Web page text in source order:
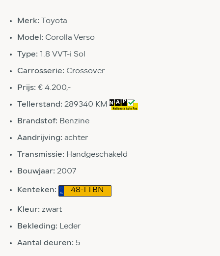
Merk: Toyota
Model: Corolla Verso
Type: 1.8 VVT-i Sol
Carrosserie: Crossover
Prijs: € 4.200,-
Tellerstand: 289340 KM
Brandstof: Benzine
Aandrijving: achter
Transmissie: Handgeschakeld
Bouwjaar: 2007
Kenteken: 48-TTBN
Kleur: zwart
Bekleding: Leder
Aantal deuren: 5